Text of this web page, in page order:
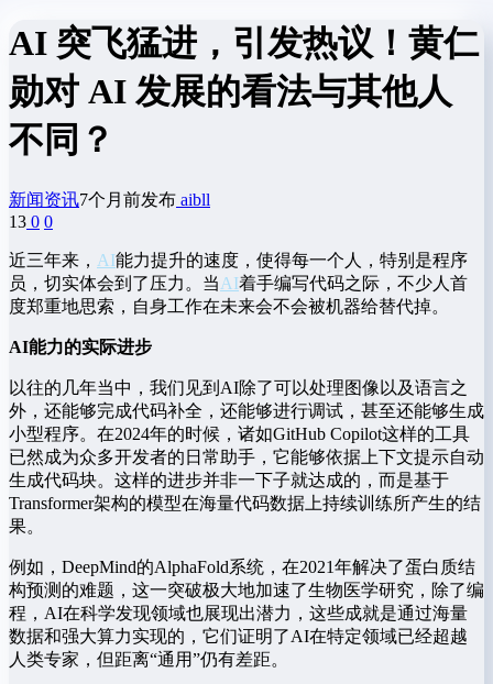
AI 突飞猛进，引发热议！黄仁
勋对 AI 发展的看法与其他人
不同？
新闻资讯7个月前发布 aibll
13 0 0
近三年来， AI能力提升的速度，使得每一个人，特别是程序
员，切实体会到了压力。当AI着手编写代码之际，不少人首
度郑重地思索，自身工作在未来会不会被机器给替代掉。
AI能力的实际进步
以往的几年当中，我们见到AI除了可以处理图像以及语言之
外，还能够完成代码补全，还能够进行调试，甚至还能够生成
小型程序。在2024年的时候，诸如GitHub Copilot这样的工具
已然成为众多开发者的日常助手，它能够依据上下文提示自动
生成代码块。这样的进步并非一下子就达成的，而是基于
Transformer架构的模型在海量代码数据上持续训练所产生的结
果。
例如，DeepMind的AlphaFold系统，在2021年解决了蛋白质结
构预测的难题，这一突破极大地加速了生物医学研究，除了编
程，AI在科学发现领域也展现出潜力，这些成就是通过海量
数据和强大算力实现的，它们证明了AI在特定领域已经超越
人类专家，但距离“通用”仍有差距。